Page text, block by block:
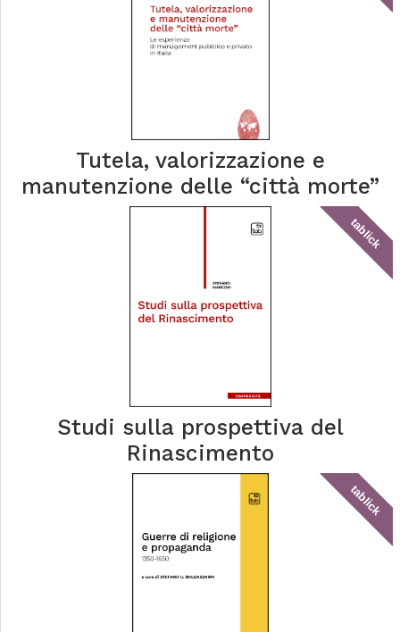
Tutela, valorizzazione e
manutenzione delle “città morte”
tablick
Studi sulla prospettiva del
Rinascimento
tablick